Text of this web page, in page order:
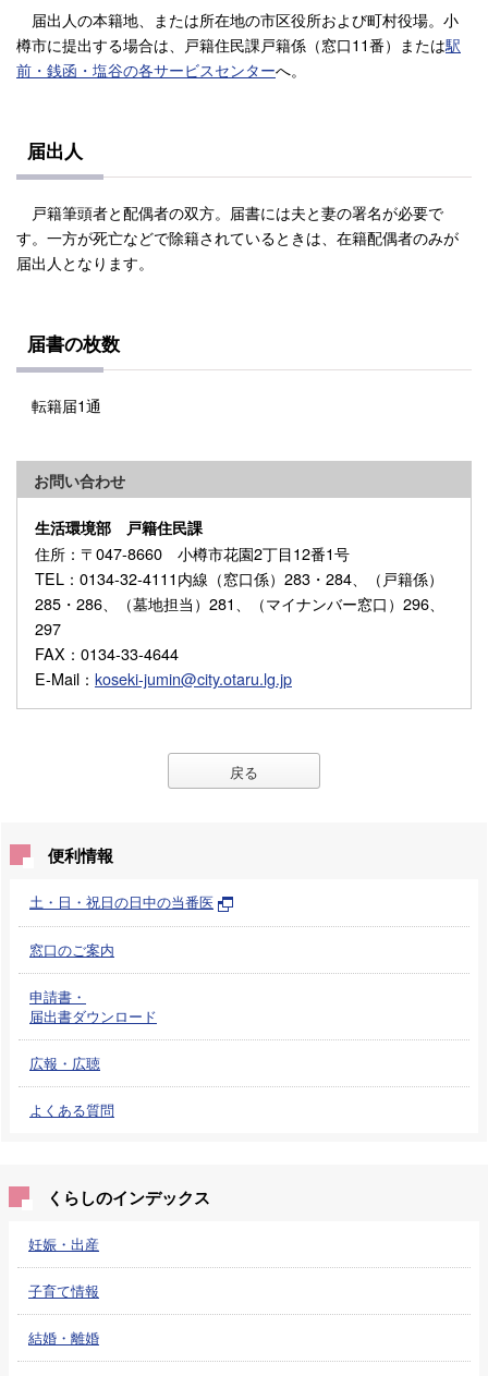
届出人の本籍地、または所在地の市区役所および町村役場。小
樽市に提出する場合は、戸籍住民課戸籍係（窓口11番）または駅
前・銭函・塩谷の各サービスセンターへ。
届出人
戸籍筆頭者と配偶者の双方。届書には夫と妻の署名が必要で
す。一方が死亡などで除籍されているときは、在籍配偶者のみが
届出人となります。
届書の枚数
転籍届1通
お問い合わせ
生活環境部 戸籍住民課
住所 ：〒047-8660 小樽市花園2丁目12番1号
TEL ：0134-32-4111内線（窓口係）283・284、（戸籍係）
285・286、（墓地担当）281、（マイナンバー窓口）296、
297
FAX ：0134-33-4644
E-Mail ： koseki-jumin@city.otaru.lg.jp
戻る
便利情報
土・日・祝日の日中の当番医
窓口のご案内
申請書・
届出書ダウンロード
広報・広聴
よくある質問
くらしのインデックス
妊娠・出産
子育て情報
結婚・離婚